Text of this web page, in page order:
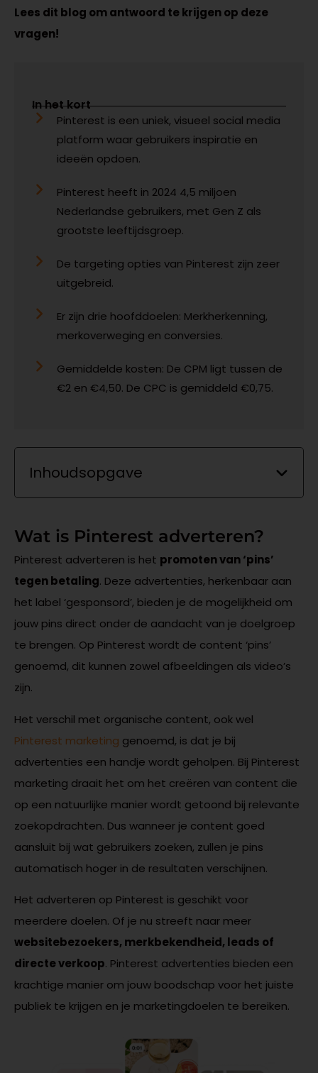
Lees dit blog om antwoord te krijgen op deze
vragen!
In het kort
Pinterest is een uniek, visueel social media
platform waar gebruikers inspiratie en
ideeën opdoen.
Pinterest heeft in 2024 4,5 miljoen
Nederlandse gebruikers, met Gen Z als
grootste leeftijdsgroep.
De targeting opties van Pinterest zijn zeer
uitgebreid.
Er zijn drie hoofddoelen: Merkherkenning,
merkoverweging en conversies.
Gemiddelde kosten: De CPM ligt tussen de
€2 en €4,50. De CPC is gemiddeld €0,75.
Inhoudsopgave
Wat is Pinterest adverteren?
Pinterest adverteren is het promoten van ‘pins’
tegen betaling. Deze advertenties, herkenbaar aan
het label ‘gesponsord’, bieden je de mogelijkheid om
jouw pins direct onder de aandacht van je doelgroep
te brengen. Op Pinterest wordt de content ‘pins’
genoemd, dit kunnen zowel afbeeldingen als video’s
zijn.
Het verschil met organische content, ook wel
Pinterest marketing genoemd, is dat je bij
advertenties een handje wordt geholpen. Bij Pinterest
marketing draait het om het creëren van content die
op een natuurlijke manier wordt getoond bij relevante
zoekopdrachten. Dus wanneer je content goed
aansluit bij wat gebruikers zoeken, zullen je pins
automatisch hoger in de resultaten verschijnen.
Het adverteren op Pinterest is geschikt voor
meerdere doelen. Of je nu streeft naar meer
websitebezoekers, merkbekendheid, leads of
directe verkoop. Pinterest advertenties bieden een
krachtige manier om jouw boodschap voor het juiste
publiek te krijgen en je marketingdoelen te bereiken.